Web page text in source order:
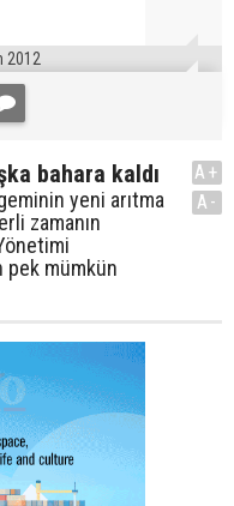
2012
bahara kaldı
yeni arıtma
zamanın
pek mümkün
A+
A-